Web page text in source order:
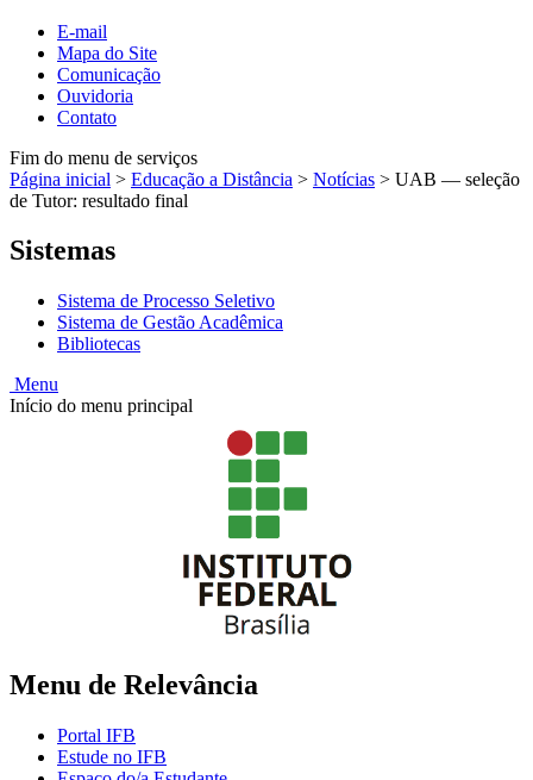
E-mail
Mapa do Site
Comunicação
Ouvidoria
Contato
Fim do menu de serviços
Página inicial > Educação a Distância > Notícias > UAB — seleção
de Tutor: resultado final
Sistemas
Sistema de Processo Seletivo
Sistema de Gestão Acadêmica
Bibliotecas
Menu
Início do menu principal
Menu de Relevância
Portal IFB
Estude no IFB